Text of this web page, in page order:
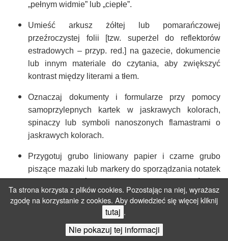
„pełnym widmie” lub „ciepłe”.
Umieść arkusz żółtej lub pomarańczowej
przeźroczystej folii [tzw. superżel do reflektorów
estradowych – przyp. red.] na gazecie, dokumencie
lub innym materiale do czytania, aby zwiększyć
kontrast między literami a tłem.
Oznaczaj dokumenty i formularze przy pomocy
samoprzylepnych kartek w jaskrawych kolorach,
spinaczy lub symboli nanoszonych flamastrami o
jaskrawych kolorach.
Przygotuj grubo liniowany papier i czarne grubo
piszące mazaki lub markery do sporządzania notatek
w czasie zebrań lub do zapisywania wiadomości dla
słabowidzącego pracownika.
Wyłączniki, przyciski w windach, części maszyn i
inne elementy ważne z punktu widzenia
Ta strona korzysta z plików cookies. Pozostając na niej, wyrażasz
zgodę na korzystanie z cookies. Aby dowiedzieć się więcej kliknij
tutaj .
Nie pokazuj tej informacji